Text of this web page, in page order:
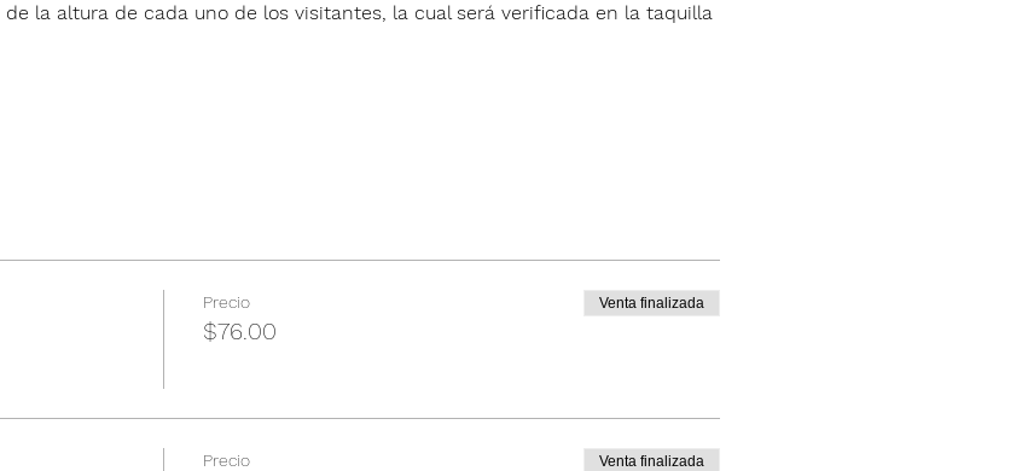
la altura de cada uno de los visitantes, la cual será verificada en la taquilla
Precio
$76.00
Venta finalizada
Precio Venta finalizada